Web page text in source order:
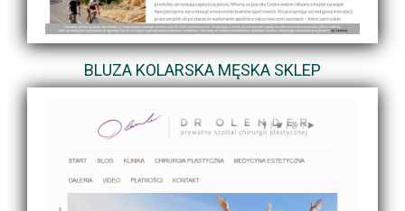
BLUZA KOLARSKA MĘSKA SKLEP